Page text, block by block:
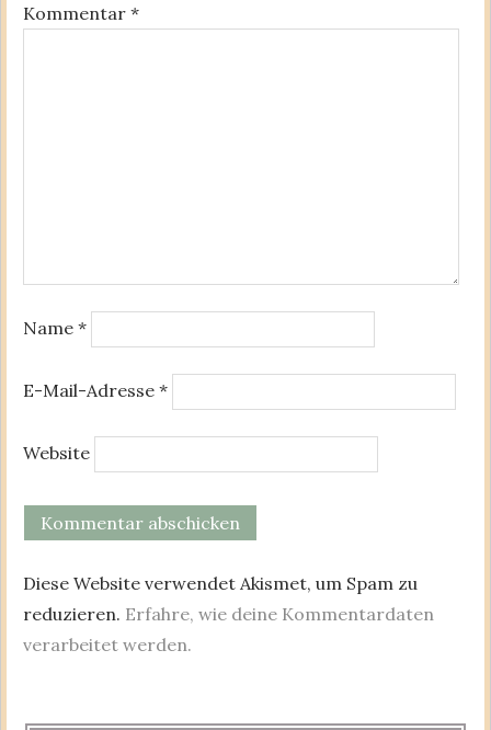
Kommentar *
Name *
E-Mail-Adresse *
Website
Diese Website verwendet Akismet, um Spam zu
reduzieren. Erfahre, wie deine Kommentardaten
verarbeitet werden.